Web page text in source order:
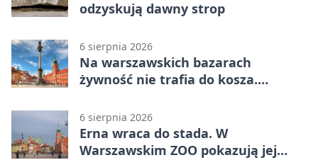
odzyskują dawny strop
6 sierpnia 2026
Na warszawskich bazarach
żywność nie trafia do kosza.
6 sierpnia 2026
Erna wraca do stada. W
Warszawskim ZOO pokazują jej